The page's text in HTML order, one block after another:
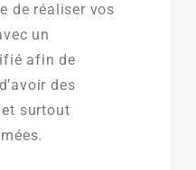
de réaliser vos
un
afin de
des
surtout